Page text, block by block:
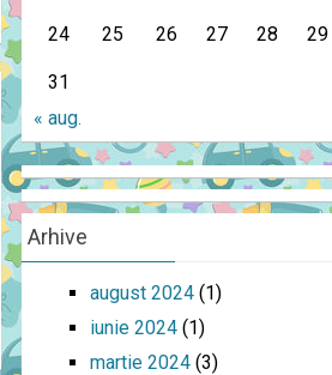
24 25 26 27 28 29
31
« aug.
Arhive
august 2024 (1)
iunie 2024 (1)
martie 2024 (3)